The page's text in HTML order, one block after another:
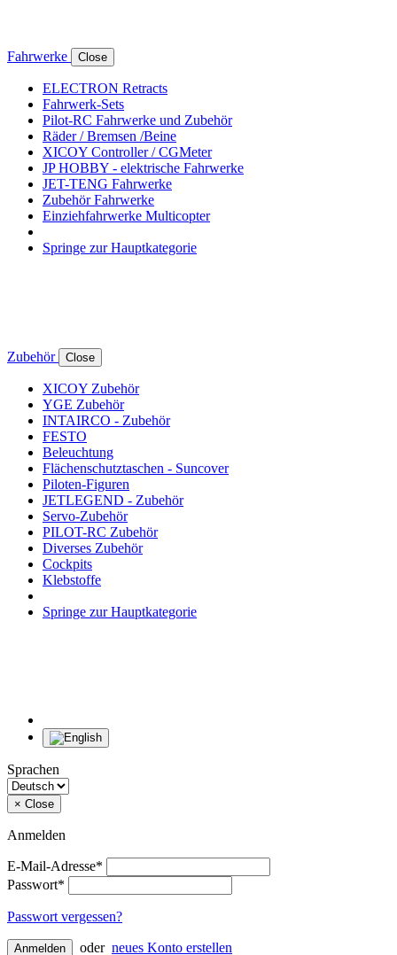
Fahrwerke Close
ELECTRON Retracts
Fahrwerk-Sets
Pilot-RC Fahrwerke und Zubehör
Räder / Bremsen /Beine
XICOY Controller / CGMeter
JP HOBBY - elektrische Fahrwerke
JET-TENG Fahrwerke
Zubehör Fahrwerke
Einziehfahrwerke Multicopter
Springe zur Hauptkategorie
Zubehör Close
XICOY Zubehör
YGE Zubehör
INTAIRCO - Zubehör
FESTO
Beleuchtung
Flächenschutztaschen - Suncover
Piloten-Figuren
JETLEGEND - Zubehör
Servo-Zubehör
PILOT-RC Zubehör
Diverses Zubehör
Cockpits
Klebstoffe
Springe zur Hauptkategorie
Sprachen
× Close
Anmelden
E-Mail-Adresse*
Passwort*
Passwort vergessen?
Anmelden oder neues Konto erstellen